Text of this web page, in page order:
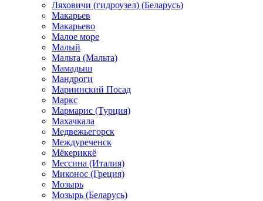
Ляховичи (гидроузел) (Беларусь)
Макарьев
Макарьево
Малое море
Малый
Мальта (Мальта)
Мамадыш
Мандроги
Мариинский Посад
Маркс
Мармарис (Турция)
Махачкала
Медвежьегорск
Междуреченск
Мёкериккё
Мессина (Италия)
Миконос (Греция)
Мозырь
Мозырь (Беларусь)